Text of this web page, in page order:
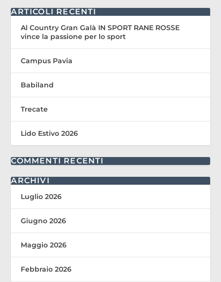
ARTICOLI RECENTI
Al Country Gran Galà IN SPORT RANE ROSSE
vince la passione per lo sport
Campus Pavia
Babiland
Trecate
Lido Estivo 2026
COMMENTI RECENTI
ARCHIVI
Luglio 2026
Giugno 2026
Maggio 2026
Febbraio 2026